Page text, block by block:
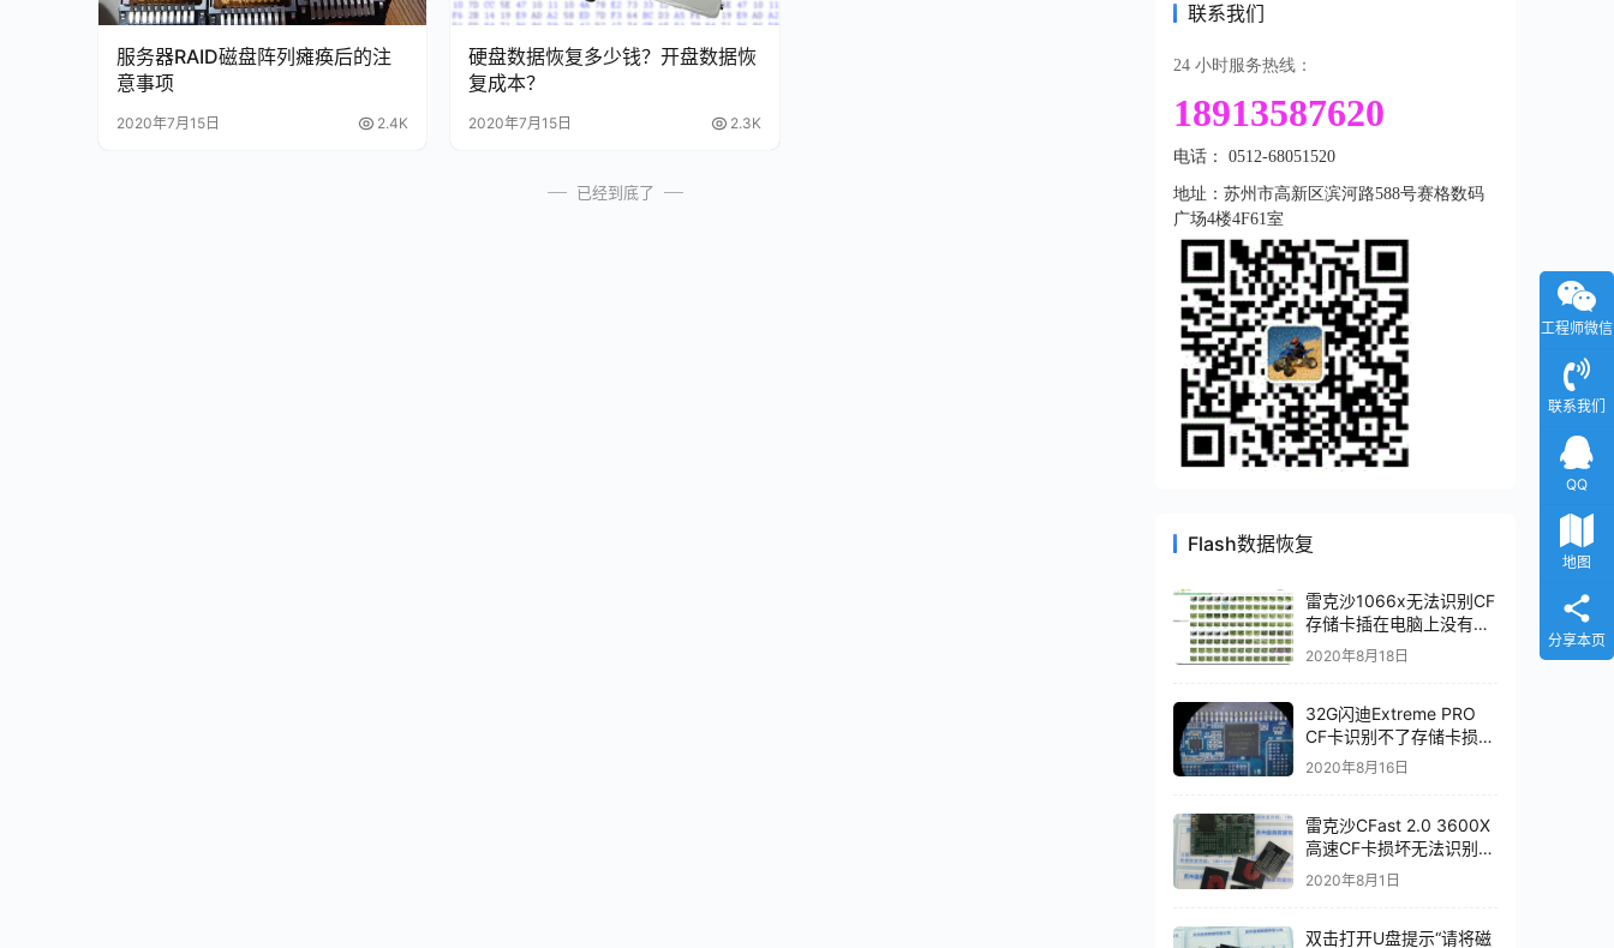
服务器RAID磁盘阵列瘫痪后的注
意事项
2020年7月15日 2.4K
硬盘数据恢复多少钱？开盘数据恢
复成本？
2020年7月15日 2.3K
已经到底了
联系我们
24 小时服务热线：
18913587620
电话： 0512-68051520
地址：苏州市高新区滨河路588号赛格数码
广场4楼4F61室
Flash数据恢复
雷克沙1066x无法识别CF
存储卡插在电脑上没有反
应数据恢复成功
2020年8月18日
32G闪迪Extreme PRO
CF卡识别不了存储卡损坏
数据恢复成功
2020年8月16日
雷克沙CFast 2.0 3600X
高速CF卡损坏无法识别芯
片级数据恢复完美成功
2020年8月1日
双击打开U盘提示“请将磁
工程师微信
联系我们
QQ
地图
分享本页